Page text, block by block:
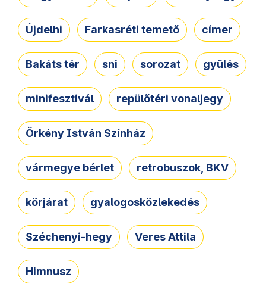
Újdelhi Farkasréti temető címer
Bakáts tér sni sorozat gyűlés
minifesztivál repülőtéri vonaljegy
Örkény István Színház
vármegye bérlet retrobuszok, BKV
körjárat gyalogosközlekedés
Széchenyi-hegy Veres Attila
Himnusz